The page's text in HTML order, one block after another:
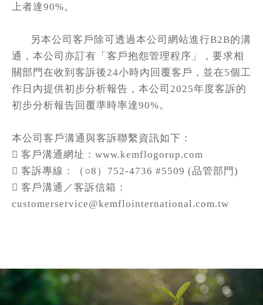
上者達90%。
另本公司客戶除可透過本公司網站進行B2B的溝
通，本公司亦訂有「客戶抱怨管理程序」，要求相
關部門在收到客訴後24小時內回覆客戶，並在5個工
作日內提供初步分析報告，本公司 2025年度客訴的
初步分析報告回覆準時率達90%。
本公司客戶溝通與客訴聯繫資訊如下：
 客戶溝通網址： www.kemflogorup.com
 客訴專線：（○8 ） 752-4736 #5509 (品管部門 )
 客戶溝通／客訴信箱：
customerservice@kemflointernational.com.tw